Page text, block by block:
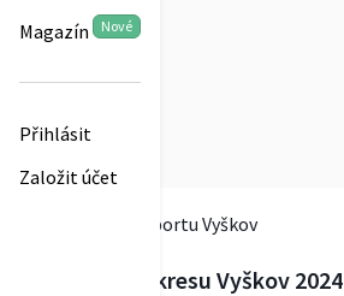
Magazín Nové
Přihlásit
Založit účet
Česká unie sportu Vyškov
Sportovec okresu Vyškov 2024